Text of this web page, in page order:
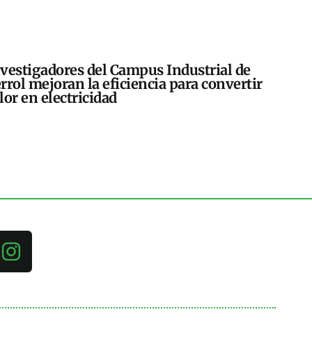
del Campus Industrial de
mejoran la eficiencia para convertir
en electricidad